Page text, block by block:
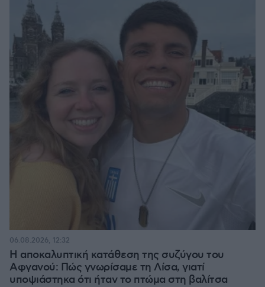
Η αποκαλυπτική κατάθεση της συζύγου του
Αφγανού: Πώς γνωρίσαμε τη Λίσα, γιατί
υποψιάστηκα ότι ήταν το πτώμα στη βαλίτσα
06.08.2026, 12:32